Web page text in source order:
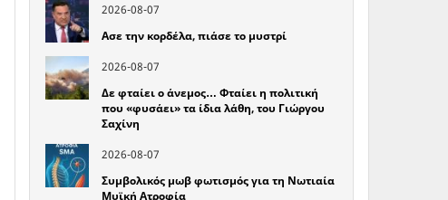
2026-08-07
Ασε την κορδέλα, πιάσε το μυστρί
2026-08-07
Δε φταίει ο άνεμος… Φταίει η πολιτική
που «φυσάει» τα ίδια λάθη, του Γιώργου
Σαχίνη
2026-08-07
Συμβολικός μωβ φωτισμός για τη Νωτιαία
Μυϊκή Ατροφία